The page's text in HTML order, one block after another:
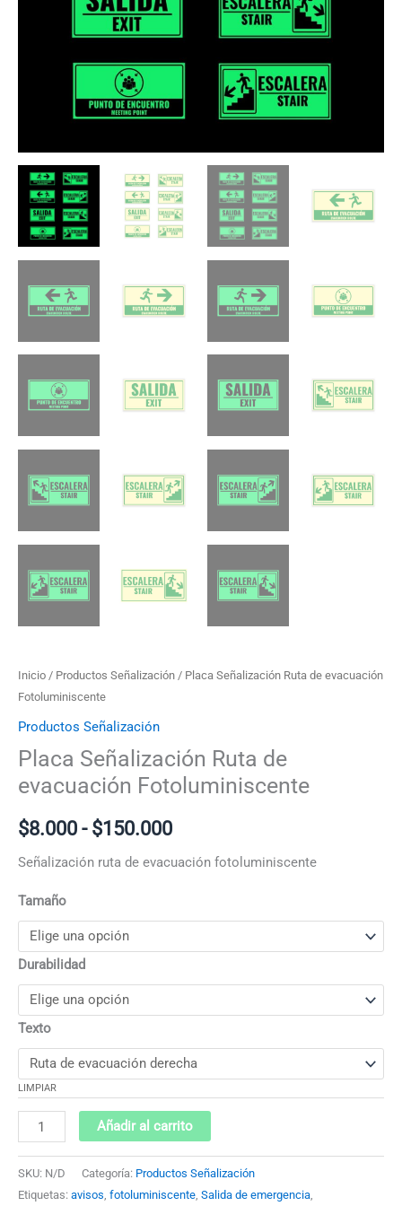
Inicio / Productos Señalización / Placa Señalización Ruta de evacuación
Fotoluminiscente
Productos Señalización
Placa Señalización Ruta de
evacuación Fotoluminiscente
$8.000 - $150.000
$150.000
Señalización ruta de evacuación fotoluminiscente
Tamaño
Durabilidad
Texto
LIMPIAR
Añadir al carrito
SKU: N/D Categoría: Productos Señalización
Etiquetas: avisos fotoluminiscente Salida de emergencia